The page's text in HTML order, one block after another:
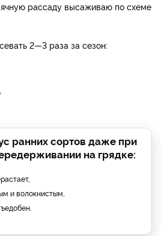
рассаду вы­саживаю по схеме
2—3 раза за сезон:
ранних сортов даже при
на грядке:
и волокнистым,